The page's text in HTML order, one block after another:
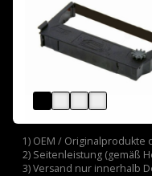
1) OEM /
2) Seitenleistung (gemäß
3) Versand nur innerhalb